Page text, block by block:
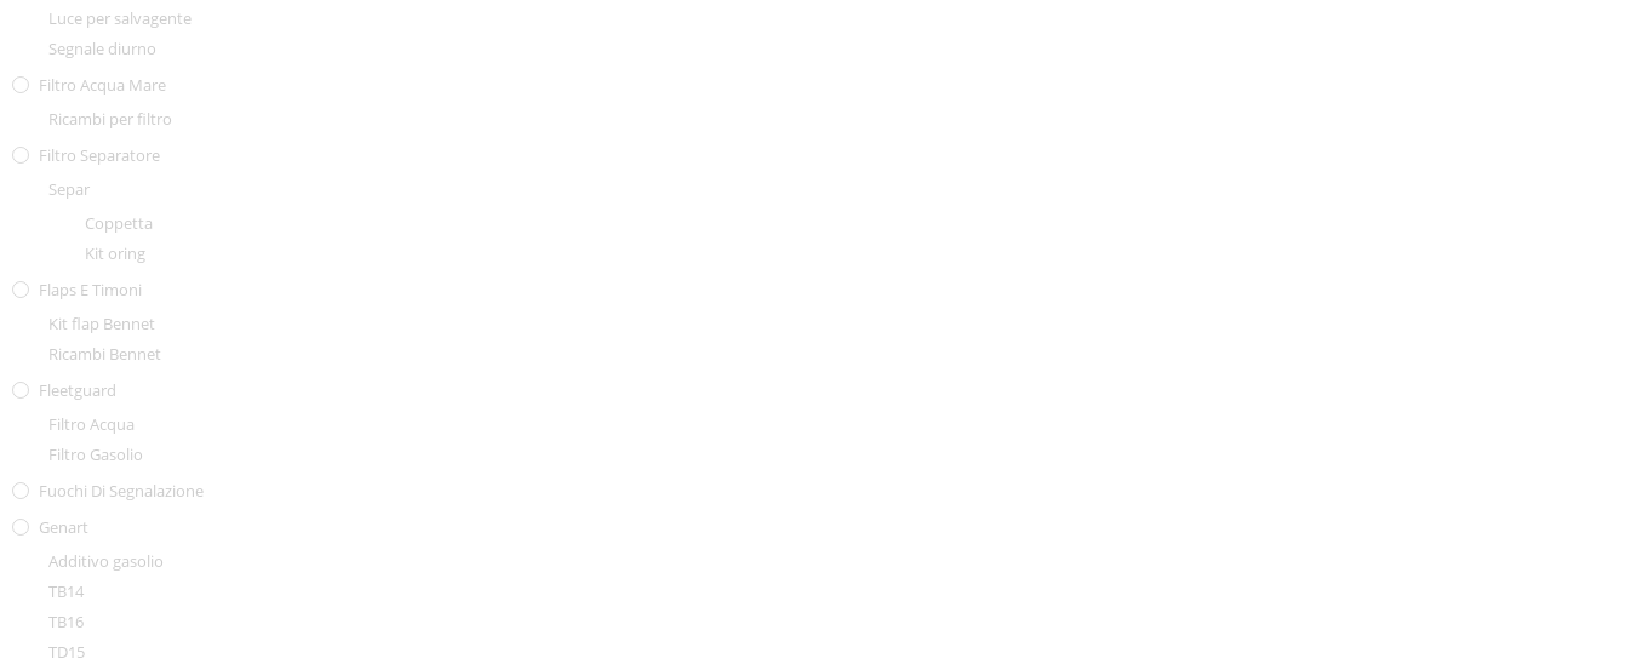
Luce per salvagente
Segnale diurno
Filtro Acqua Mare
Ricambi per filtro
Filtro Separatore
Separ
Coppetta
Kit oring
Flaps E Timoni
Kit flap Bennet
Ricambi Bennet
Fleetguard
Filtro Acqua
Filtro Gasolio
Fuochi Di Segnalazione
Genart
Additivo gasolio
TB14
TB16
TD15